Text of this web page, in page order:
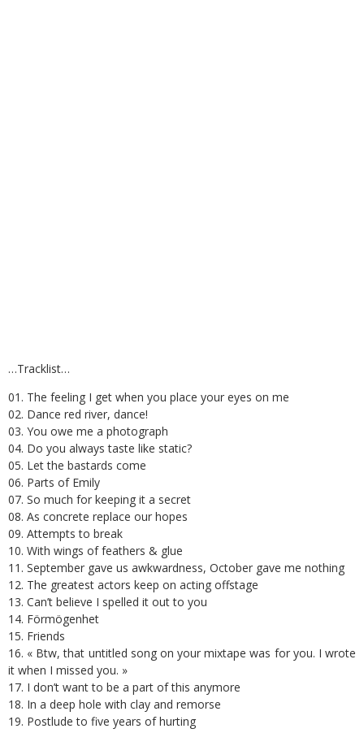
…Tracklist…
01. The feeling I get when you place your eyes on me
02. Dance red river, dance!
03. You owe me a photograph
04. Do you always taste like static?
05. Let the bastards come
06. Parts of Emily
07. So much for keeping it a secret
08. As concrete replace our hopes
09. Attempts to break
10. With wings of feathers & glue
11. September gave us awkwardness, October gave me nothing
12. The greatest actors keep on acting offstage
13. Can’t believe I spelled it out to you
14. Förmögenhet
15. Friends
16. « Btw, that untitled song on your mixtape was for you. I wrote
it when I missed you. »
17. I don’t want to be a part of this anymore
18. In a deep hole with clay and remorse
19. Postlude to five years of hurting